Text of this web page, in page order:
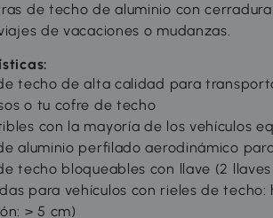
de techo de aluminio con
de vacaciones o mudanzas.
techo de alta calidad para
o tu cofre de techo
con la mayoría de los vehículos
aluminio perfilado aerodinámico
techo bloqueables con llave (2
para vehículos con rieles de
> 5 cm)